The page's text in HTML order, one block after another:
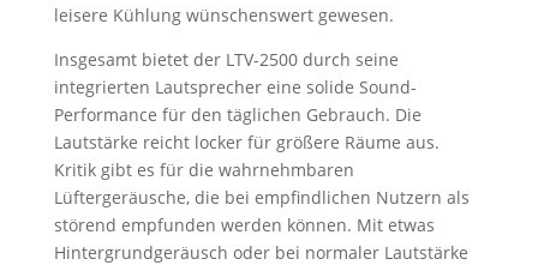
leisere Kühlung wünschenswert gewesen.
Insgesamt bietet der LTV-2500 durch seine
integrierten Lautsprecher eine solide Sound-
Performance für den täglichen Gebrauch. Die
Lautstärke reicht locker für größere Räume aus.
Kritik gibt es für die wahrnehmbaren
Lüftergeräusche, die bei empfindlichen Nutzern als
störend empfunden werden können. Mit etwas
Hintergrundgeräusch oder bei normaler Lautstärke